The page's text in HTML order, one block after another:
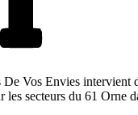
Vos Envies intervient
les secteurs du 61 Orne